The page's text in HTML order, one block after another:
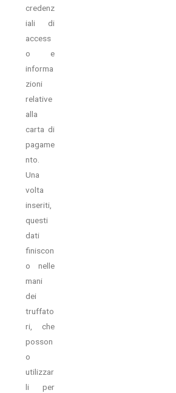
credenz
iali di
access
o e
informa
zioni
relative
alla
carta di
pagame
nto.
Una
volta
inseriti,
questi
dati
finiscon
o nelle
mani
dei
truffato
ri, che
posson
o
utilizzar
li per